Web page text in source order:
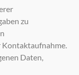
zu
Kontaktaufnahme.
Daten,